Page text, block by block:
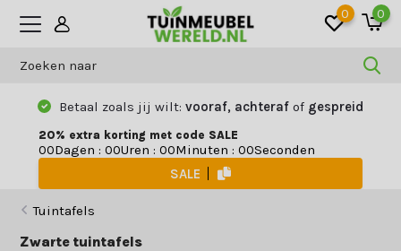
0 0
Betaal zoals jij wilt:vooraf, achterafof gespreid
20% extra korting met code SALE
00Dagen : 00Uren : 00Minuten : 00Seconden
SALE
Tuintafels
Zwarte tuintafels